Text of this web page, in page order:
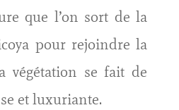
que l’on sort de la
pour rejoindre la
végétation se fait de
et luxuriante.